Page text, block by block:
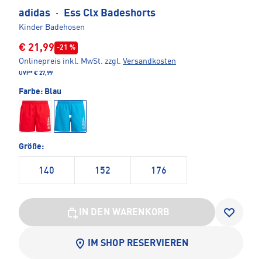
adidas · Ess Clx Badeshorts
Kinder Badehosen
€ 21,99 -21 %
Onlinepreis inkl. MwSt. zzgl. Versandkosten
UVP* € 27,99
Farbe: Blau
Größe:
140 152 176
IN DEN WARENKORB
IM SHOP RESERVIEREN